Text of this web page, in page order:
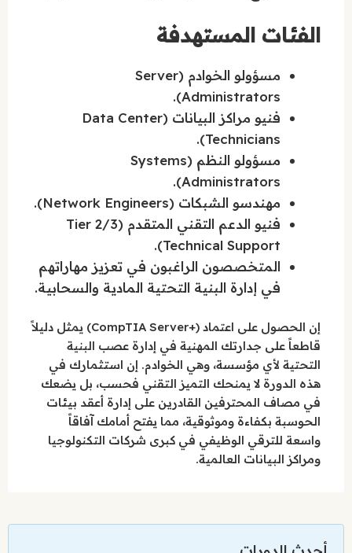
الفئات المستهدفة
مسؤولو الخوادم (Server
Administrators).
فنيو مراكز البيانات (Data Center
Technicians).
مسؤولو النظم (Systems
Administrators).
مهندسو الشبكات (Network Engineers).
فنيو الدعم التقني المتقدم (Tier 2/3
Technical Support).
المتخصصون الراغبون في تعزيز مهاراتهم
في إدارة البنية التحتية المادية والسحابية.
إن الحصول على اعتماد (+CompTIA Server) يمثل دليلاً
قاطعاً على جدارتك المهنية في إدارة عصب البنية
التحتية لأي مؤسسة، وهي الخوادم. إن استثمارك في
هذه الدورة لا يمنحك التميز التقني فحسب، بل يضعك
في مصاف المحترفين القادرين على إدارة أعقد بيئات
الحوسبة بكفاءة وموثوقية، مما يفتح أمامك آفاقاً
واسعة للترقي الوظيفي في كبرى شركات التكنولوجيا
ومراكز البيانات العالمية.